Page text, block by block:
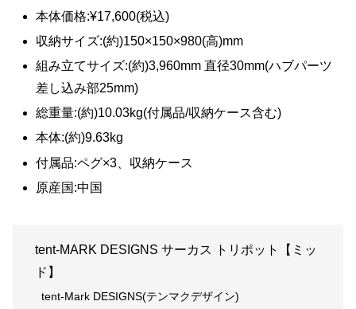
本体価格:¥17,600(税込)
収納サイズ:(約)150×150×980(高)mm
組み立てサイズ:(約)3,960mm 直径30mm(ハブパーツ
差し込み部25mm)
総重量:(約)10.03kg(付属品/収納ケース含む)
本体:(約)9.63kg
付属品:ペグ×3、収納ケース
原産国:中国
tent-MARK DESIGNS サーカス トリポット【ミッ
ド】
tent-Mark DESIGNS(テンマクデザイン)